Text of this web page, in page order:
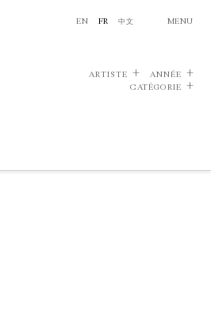
EN FR 中文 MENU
ARTISTE
ANNÉE
CATÉGORIE